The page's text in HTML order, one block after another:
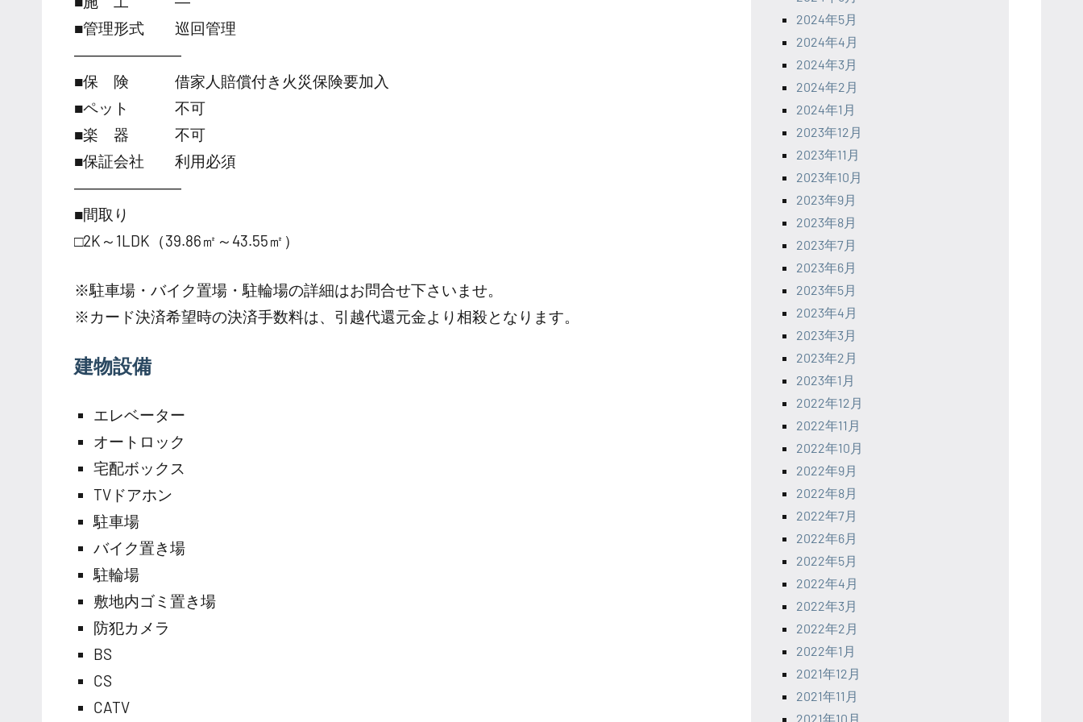
■管理形式 巡回管理
―――――――
■保 険 借家人賠償付き火災保険要加入
■ペット 不可
■楽 器 不可
■保証会社 利用必須
―――――――
■間取り
□2K～1LDK（39.86㎡～43.55㎡）
※駐車場・バイク置場・駐輪場の詳細はお問合せ下さいませ。
※カード決済希望時の決済手数料は、引越代還元金より相殺となります。
建物設備
エレベーター
オートロック
宅配ボックス
TVドアホン
駐車場
バイク置き場
駐輪場
敷地内ゴミ置き場
防犯カメラ
BS
CS
CATV
2024年5月
2024年4月
2024年3月
2024年2月
2024年1月
2023年12月
2023年11月
2023年10月
2023年9月
2023年8月
2023年7月
2023年6月
2023年5月
2023年4月
2023年3月
2023年2月
2023年1月
2022年12月
2022年11月
2022年10月
2022年9月
2022年8月
2022年7月
2022年6月
2022年5月
2022年4月
2022年3月
2022年2月
2022年1月
2021年12月
2021年11月
2021年10月